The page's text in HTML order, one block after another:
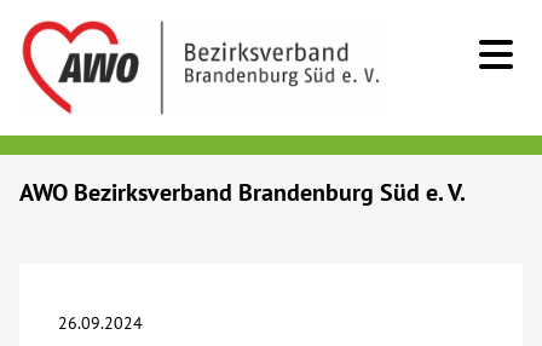
AWO Bezirksverband Brandenburg Süd e. V.
26.09.2024